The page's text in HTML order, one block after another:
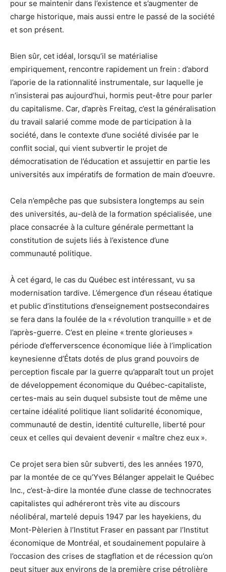
pour se maintenir dans l’existence et s’augmenter de
charge historique, mais aussi entre le passé de la société
et son présent.
Bien sûr, cet idéal, lorsqu’il se matérialise
empiriquement, rencontre rapidement un frein : d’abord
l’aporie de la rationnalité instrumentale, sur laquelle je
n’insisterai pas aujourd’hui, hormis peut-être pour parler
du capitalisme. Car, d’après Freitag, c’est la généralisation
du travail salarié comme mode de participation à la
société, dans le contexte d’une société divisée par le
conflit social, qui vient subvertir le projet de
démocratisation de l’éducation et assujettir en partie les
universités aux impératifs de formation de main d’oeuvre.
Cela n’empêche pas que subsistera longtemps au sein
des universités, au-delà de la formation spécialisée, une
place consacrée à la culture générale permettant la
constitution de sujets liés à l’existence d’une
communauté politique.
À cet égard, le cas du Québec est intéressant, vu sa
modernisation tardive. L’émergence d’un réseau étatique
et public d’institutions d’enseignement postsecondaires
se fera dans la foulée de la « révolution tranquille » et de
l’après-guerre. C’est en pleine « trente glorieuses »
période d’efferverscence économique liée à l’implication
keynesienne d’États dotés de plus grand pouvoirs de
perception fiscale par la guerre qu’apparaît tout un projet
de développement économique du Québec-capitaliste,
certes-mais au sein duquel subsiste tout de même une
certaine idéalité politique liant solidarité économique,
communauté de destin, identité culturelle, liberté pour
ceux et celles qui devaient devenir « maître chez eux ».
Ce projet sera bien sûr subverti, des les années 1970,
par la montée de ce qu’Yves Bélanger appelait le Québec
Inc., c’est-à-dire la montée d’une classe de technocrates
capitalistes qui adhéreront très vite au discours
néolibéral, martelé depuis 1947 par les hayekiens, du
Mont-Pèlerien à l’Institut Fraser en passant par l’Institut
économique de Montréal, et soudainement populaire à
l’occasion des crises de stagflation et de récession qu’on
peut situer aux environs de la première crise pétrolière